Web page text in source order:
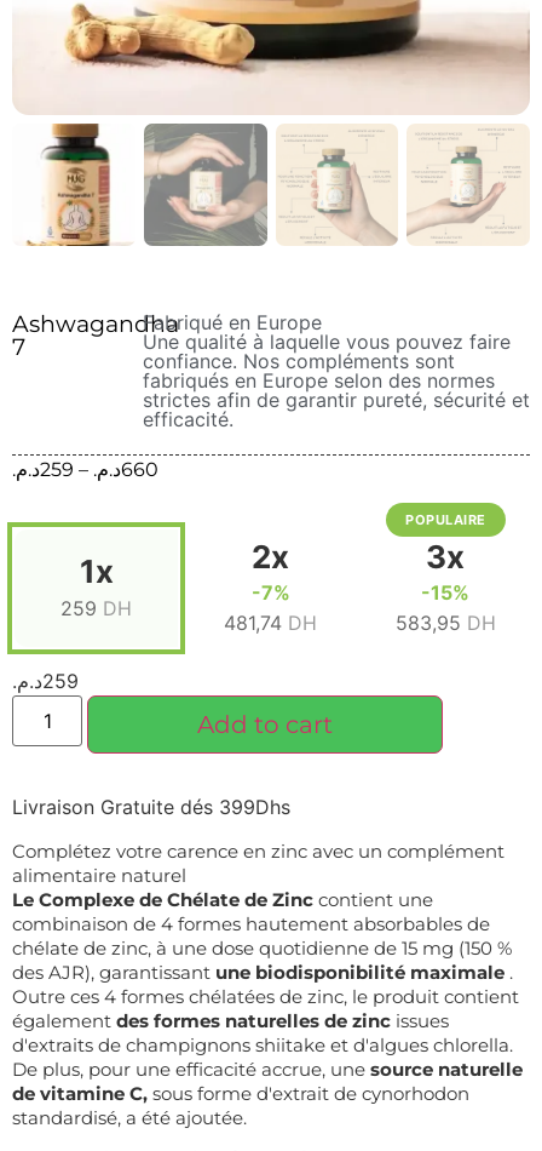
Ashwagandha
7
Fabriqué en Europe
Une qualité à laquelle vous pouvez faire
confiance. Nos compléments sont
fabriqués en Europe selon des normes
strictes afin de garantir pureté, sécurité et
efficacité.
259د.م. – 660د.م.
1x
259 DH
2x
-7%
481,74 DH
POPULAIRE
3x
-15%
583,95 DH
259د.م.
Add to cart
Livraison Gratuite dés 399Dhs
Complétez votre carence en zinc avec un complément
alimentaire naturel
Le Complexe de Chélate de Zinc contient une
combinaison de 4 formes hautement absorbables de
chélate de zinc, à une dose quotidienne de 15 mg (150 %
des AJR), garantissant une biodisponibilité maximale .
Outre ces 4 formes chélatées de zinc, le produit contient
également des formes naturelles de zinc issues
d'extraits de champignons shiitake et d'algues chlorella.
De plus, pour une efficacité accrue, une source naturelle
de vitamine C, sous forme d'extrait de cynorhodon
standardisé, a été ajoutée.